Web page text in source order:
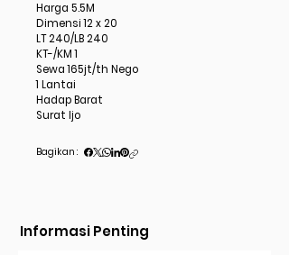
Harga 5.5M
Dimensi 12 x 20
LT 240/LB 240
KT-/KM 1
Sewa 165jt/th Nego
1 Lantai
Hadap Barat
Surat Ijo
Bagikan :
Informasi Penting